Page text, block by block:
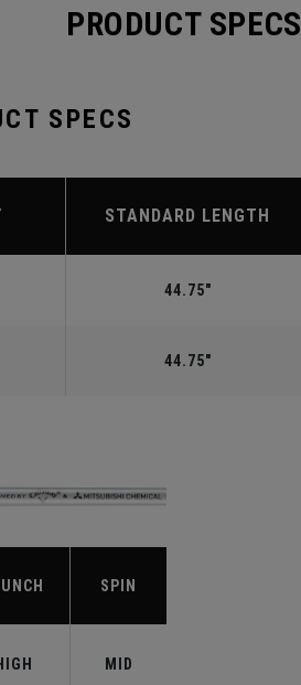
PRODUCT SPECS
SPECS
STANDARD LENGTH
44.75"
44.75"
SPIN
MID